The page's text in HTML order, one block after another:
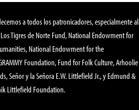
a todos los patronicadores, especialmente al
Los Tigres de Norte Fund, National Endowment for
National Endowment for the
Foundation, Fund for Folk Culture, Arhoolie
Señor y la Señora E.W. Littlefield Jr., y Edmund &
Littlefield Foundation.